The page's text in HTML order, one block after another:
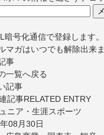
暗号化通信で登録します。
マガはいつでも解除出来ま
事
一覧へ戻る
記事
08月30日